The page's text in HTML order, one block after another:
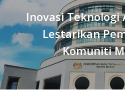
Inovasi Teknologi
Lestarikan
Komuniti